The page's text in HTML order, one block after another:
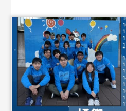
を読む